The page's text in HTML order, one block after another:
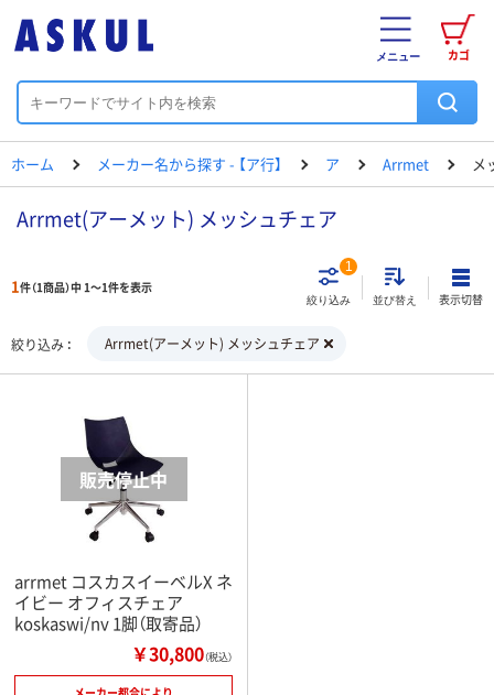
カゴ
メニュー
ホーム メーカー名から探す - 【ア行】 ア Arrmet メ
Arrmet(アーメット) メッシュチェア
1件（1商品）中 1～1件を表示
絞り込み
1
並び替え 表示切替
絞り込み Arrmet(アーメット) メッシュチェア
arrmet コスカスイーベルX ネ
イビー オフィスチェア
koskaswi/nv 1脚（取寄品）
￥30,800（税込）